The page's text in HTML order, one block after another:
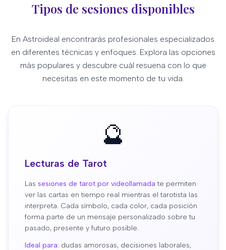
Tipos de sesiones disponibles
En Astroideal encontrarás profesionales especializados
en diferentes técnicas y enfoques. Explora las opciones
más populares y descubre cuál resuena con lo que
necesitas en este momento de tu vida.
🔮
Lecturas de Tarot
Las sesiones de tarot por videollamada te permiten
ver las cartas en tiempo real mientras el tarotista las
interpreta. Cada símbolo, cada color, cada posición
forma parte de un mensaje personalizado sobre tu
pasado, presente y futuro posible.
Ideal para: dudas amorosas, decisiones laborales,